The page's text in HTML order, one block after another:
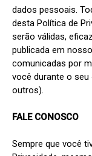
dados pessoais.
desta Política de
serão válidas,
publicada em
comunicadas por
você durante o seu
outros).
FALE CONOSCO
Sempre que você